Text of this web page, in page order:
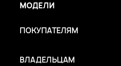
МОДЕЛИ
ПОКУПАТЕЛЯМ
ВЛАДЕЛЬЦАМ